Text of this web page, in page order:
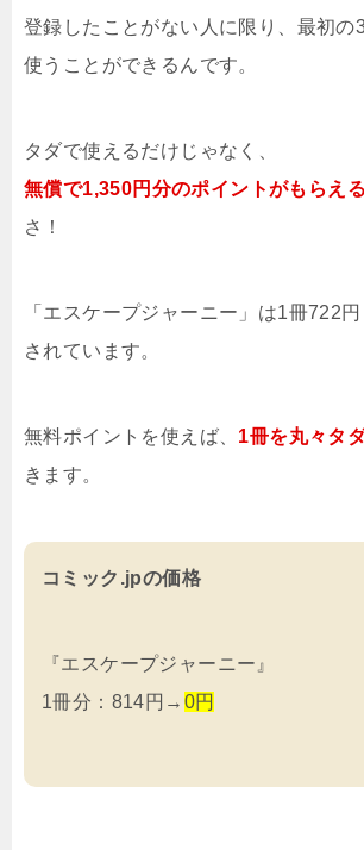
登録したことがない人に限り、最初の
使うことができるんです。
タダで使えるだけじゃなく、
無償で1,350円分のポイントがもらえる
さ！
「エスケープジャーニー」は1冊722
されています。
無料ポイントを使えば、 1冊を丸々タ
きます。
コミック.jpの価格
『エスケープジャーニー』
1冊分：814円→ 0円